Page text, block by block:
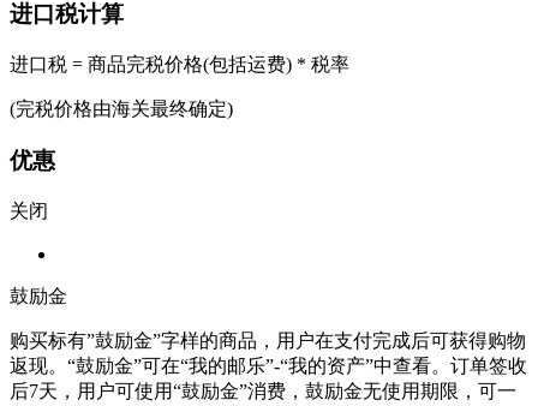
进口税计算
进口税 = 商品完税价格(包括运费) * 税率
(完税价格由海关最终确定)
优惠
关闭
鼓励金
购买标有”鼓励金”字样的商品，用户在支付完成后可获得购物
返现。“鼓励金”可在“我的邮乐”-“我的资产”中查看。订单签收
后7天，用户可使用“鼓励金”消费，鼓励金无使用期限，可一